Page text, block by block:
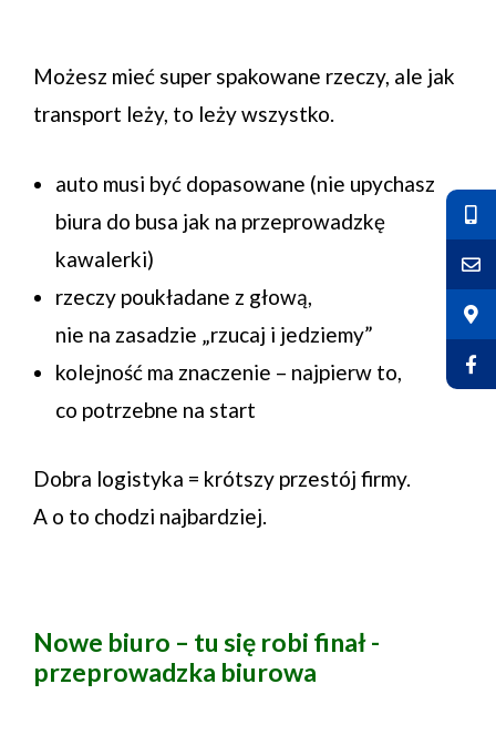
Możesz mieć super spakowane rzeczy, ale jak
transport leży, to leży wszystko.
auto musi być dopasowane (nie upychasz
biura do busa jak na przeprowadzkę
kawalerki)
rzeczy poukładane z głową,
nie na zasadzie „rzucaj i jedziemy”
kolejność ma znaczenie – najpierw to,
co potrzebne na start
Dobra logistyka = krótszy przestój firmy.
A o to chodzi najbardziej.
Nowe biuro – tu się robi finał -
przeprowadzka biurowa